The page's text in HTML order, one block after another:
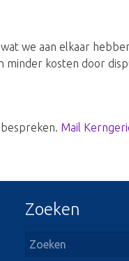
we aan elkaar
kosten door
Mail
Zoeken